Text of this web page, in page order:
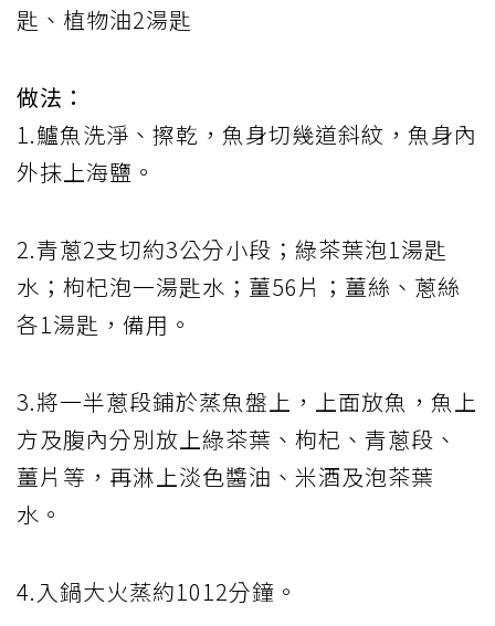
匙、植物油2湯匙
做法：
1.鱸魚洗淨、擦乾，魚身切幾道斜紋，魚身內
外抹上海鹽。
2.青蔥2支切約3公分小段；綠茶葉泡1湯匙
水；枸杞泡一湯匙水；薑56片；薑絲、蔥絲
各1湯匙，備用。
3.將一半蔥段鋪於蒸魚盤上，上面放魚，魚上
方及腹內分別放上綠茶葉、枸杞、青蔥段、
薑片等，再淋上淡色醬油、米酒及泡茶葉
水。
4.入鍋大火蒸約1012分鐘。